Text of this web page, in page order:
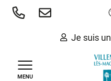
Aller
Je suis
MENU